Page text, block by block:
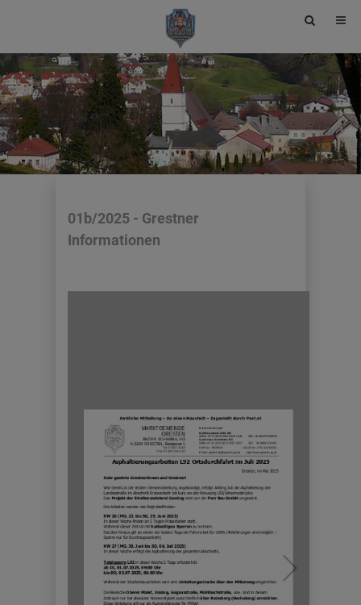
Site
toggle
01b/2025 - Grestner
Informationen